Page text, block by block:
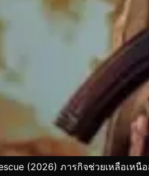
(2026) ภารกิจช่วยเหลือเห